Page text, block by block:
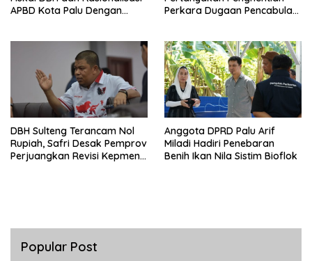
APBD Kota Palu Dengan
Perkara Dugaan Pencabulan
DBH Sulteng Terancam Nol
Rupiah, Safri Desak Pemprov
Perjuangkan Revisi Kepmen
Anggota DPRD Palu Arif
Miladi Hadiri Penebaran
Benih Ikan Nila Sistim Bioflok
Popular Post